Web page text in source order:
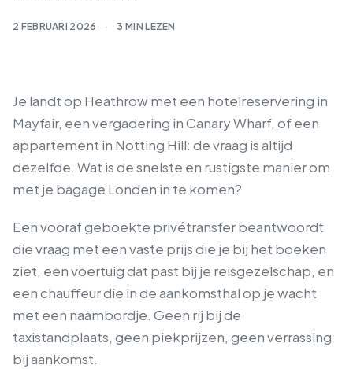
2 FEBRUARI 2026 · 3 MIN LEZEN
Je landt op Heathrow met een hotelreservering in
Mayfair, een vergadering in Canary Wharf, of een
appartement in Notting Hill: de vraag is altijd
dezelfde. Wat is de snelste en rustigste manier om
met je bagage Londen in te komen?
Een vooraf geboekte privétransfer beantwoordt
die vraag met een vaste prijs die je bij het boeken
ziet, een voertuig dat past bij je reisgezelschap, en
een chauffeur die in de aankomsthal op je wacht
met een naambordje. Geen rij bij de
taxistandplaats, geen piekprijzen, geen verrassing
bij aankomst.